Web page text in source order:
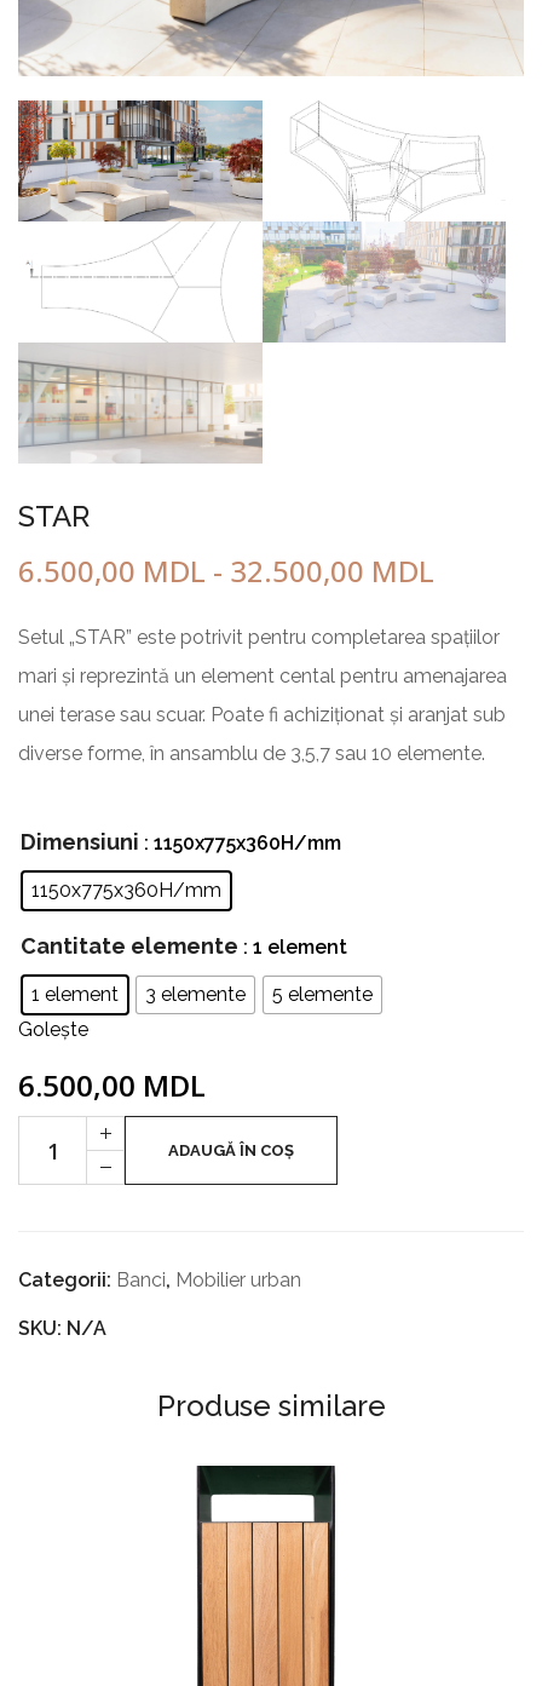
GHIVECE
STAR
6.500,00 MDL - 32.500,00 MDL
Setul „STAR” este potrivit pentru completarea spațiilor
mari și reprezintă un element cental pentru amenajarea
unei terase sau scuar. Poate fi achiziționat și aranjat sub
diverse forme, în ansamblu de 3,5,7 sau 10 elemente.
Dimensiuni : 1150x775x360H/mm
1150x775x360H/mm
Cantitate elemente : 1 element
1 element 3 elemente
5 elemente
Golește
6.500,00 MDL
STAR
+
-
ADAUGĂ ÎN COȘ
Categorii: Banci, Mobilier urban
SKU: N/A
Produse similare